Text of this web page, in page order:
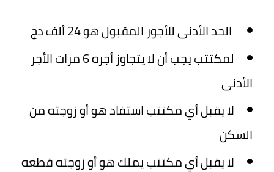
الحد الأدنى للأجور المقبول هو 24 ألف دج
لمكتتب يجب أن لا يتجاوز أجره 6 مرات الأجر
الأدنى
لا يقبل أي مكتتب استفاد هو أو زوجته من
السكن
لا يقبل أي مكتتب يملك هو أو زوجته قطعه